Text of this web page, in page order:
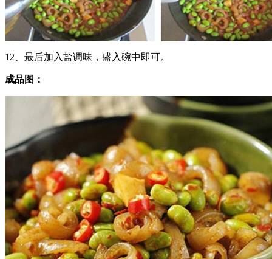
12、最后加入盐调味，盛入碗中即可。
成品图：